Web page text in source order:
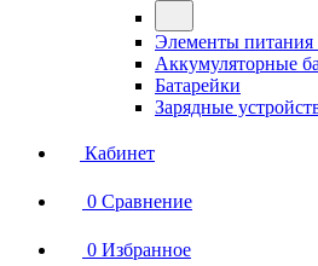
Элементы питания
Аккумуляторные
Батарейки
Зарядные
Кабинет
0 Сравнение
0 Избранное